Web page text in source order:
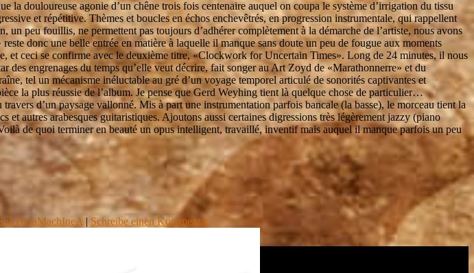
douloureuse agonie d’un chêne trois fois centenaire auquel on coupa le système d’irrigation du tissu
et répétitive. Thèmes et boucles en échos enchevêtrés, en progression instrumentale, qui rappellent
peu fouillis, ne permettent pas toujours d’adhérer complètement à la démarche de l’artiste, nous avons
donc une belle entrée en matière à laquelle il manque sans doute un peu de fougue aux moments
et ceci se confirme avec le deuxième titre, «Clockwork for Uncertain Times». Long de 24 minutes, il nous
engrenages du temps qu’elle veut décrire, fait songer au Art Zoyd de «Marathonnerre» et du
tel un mécanisme inéluctable au gré d’un voyage temporel articulé de sonorités captivantes et
la plus réussie de l’album. Je pense que Gerd Weyhing tient là quelque chose de particulier…
d’un paysage vallonné. Mis à part une instrumentation parfois bancale (la basse), le morceau tient la
autres arabesques guitaristiques. Ajoutons aussi certaines digressions très légèrement jazzy (piano
de quoi terminer en beauté un opus intelligent, travaillé, inventif mais auquel il manque parfois un peu
| Schreibe einen Kommentar